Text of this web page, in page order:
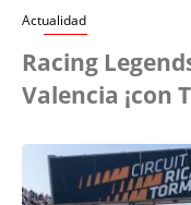
Actualidad
Racing
Valencia ¡con